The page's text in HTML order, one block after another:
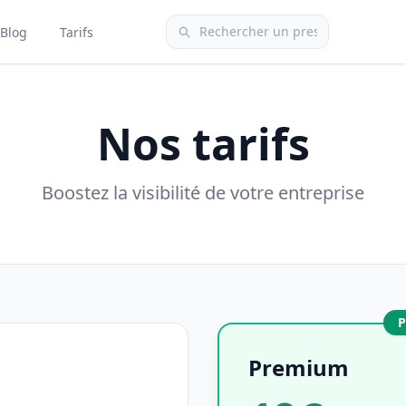
Blog Tarifs
Nos tarifs
Boostez la visibilité de votre entreprise
Premium